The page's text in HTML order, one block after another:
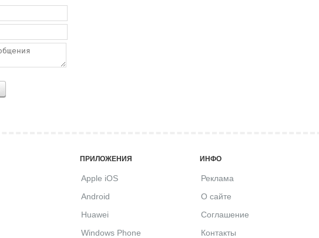
ПРИЛОЖЕНИЯ
Apple iOS
Android
Huawei
Windows Phone
ИНФО
Реклама
О сайте
Соглашение
Контакты